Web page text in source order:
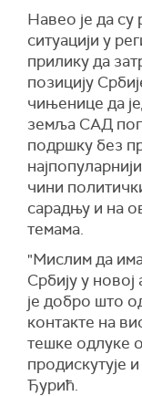
Навео је да су
ситуацији у
прилику да
позицију
чињенице да
земља САД
подршку без
чини
сарадњу и на
темама.
"Мислим да има
Србију у
је добро што
контакте на
тешке одлуке
продискутује
Ђурић.